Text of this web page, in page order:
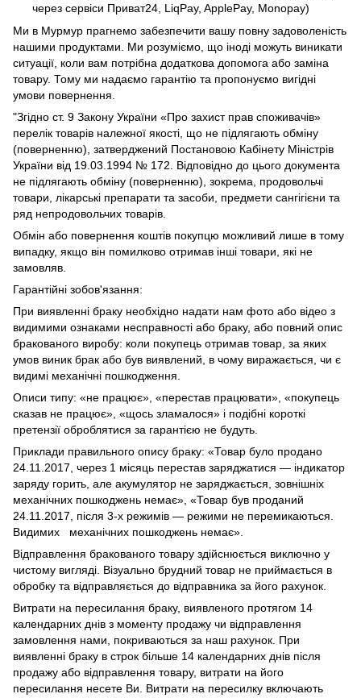
через сервіси Приват24, LiqPay, ApplePay, Monopay)
Ми в Мурмур прагнемо забезпечити вашу повну задоволеність
нашими продуктами. Ми розуміємо, що іноді можуть виникати
ситуації, коли вам потрібна додаткова допомога або заміна
товару. Тому ми надаємо гарантію та пропонуємо вигідні
умови повернення.
"Згідно ст. 9 Закону України «Про захист прав споживачів»
перелік товарів належної якості, що не підлягають обміну
(поверненню), затверджений Постановою Кабінету Міністрів
України від 19.03.1994 № 172. Відповідно до цього документа
не підлягають обміну (поверненню), зокрема, продовольчі
товари, лікарські препарати та засоби, предмети сангігієни та
ряд непродовольчих товарів.
Обмін або повернення коштів покупцю можливий лише в тому
випадку, якщо він помилково отримав інші товари, які не
замовляв.
Гарантійні зобов'язання:
При виявленні браку необхідно надати нам фото або відео з
видимими ознаками несправності або браку, або повний опис
бракованого виробу: коли покупець отримав товар, за яких
умов виник брак або був виявлений, в чому виражається, чи є
видимі механічні пошкодження.
Описи типу: «не працює», «перестав працювати», «покупець
сказав не працює», «щось зламалося» і подібні короткі
претензії оброблятися за гарантією не будуть.
Приклади правильного опису браку: «Товар було продано
24.11.2017, через 1 місяць перестав заряджатися — індикатор
заряду горить, але акумулятор не заряджається, зовнішніх
механічних пошкоджень немає», «Товар був проданий
24.11.2017, після 3-х режимів — режими не перемикаються.
Видимих механічних пошкоджень немає».
Відправлення бракованого товару здійснюється виключно у
чистому вигляді. Візуально брудний товар не приймається в
обробку та відправляється до відправника за його рахунок.
Витрати на пересилання браку, виявленого протягом 14
календарних днів з моменту продажу чи відправлення
замовлення нами, покриваються за наш рахунок. При
виявленні браку в строк більше 14 календарних днів після
продажу або відправлення товару, витрати на його
пересилання несете Ви. Витрати на пересилку включають